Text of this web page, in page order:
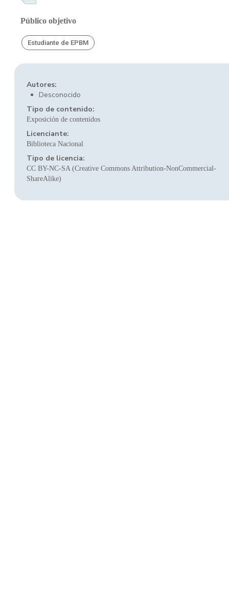
Público objetivo
Estudiante de EPBM
Autores:
Desconocido
Tipo de contenido:
Exposición de contenidos
Licenciante:
Biblioteca Nacional
Tipo de licencia:
CC BY-NC-SA (Creative Commons Attribution-NonCommercial-
ShareAlike)